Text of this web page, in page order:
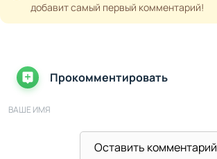
добавит самый первый комментарий!
Прокомментировать
ВАШЕ ИМЯ
Оставить комментарий